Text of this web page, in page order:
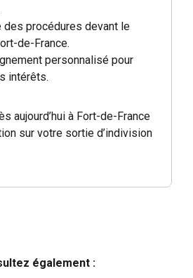
des procédures devant le
de-France.
personnalisé pour
intérêts.
aujourd’hui à Fort-de-France
sur votre sortie d’indivision
également :